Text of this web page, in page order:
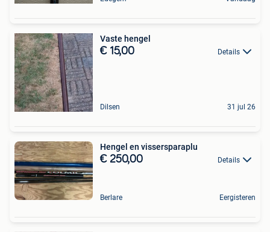
Vaste hengel
€ 15,00 Details
Dilsen 31 jul 26
Hengel en vissersparaplu
€ 250,00 Details
Berlare Eergisteren